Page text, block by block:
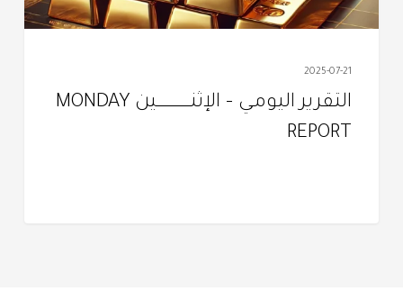
2025-07-21
التقرير اليومـي – الإثنـــــــــــــــــــين MONDAY
REPORT